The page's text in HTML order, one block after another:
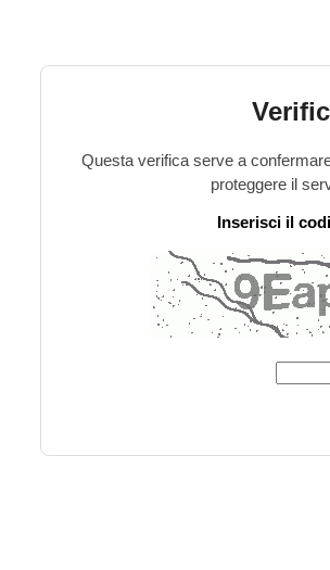
Questa verifica serve a
proteggere il
Inserisci il